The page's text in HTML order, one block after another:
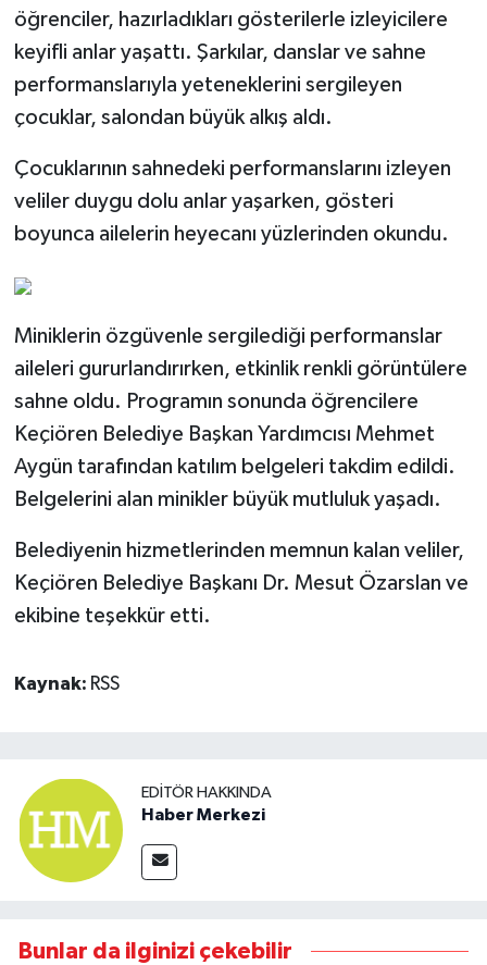
öğrenciler, hazırladıkları gösterilerle izleyicilere
keyifli anlar yaşattı. Şarkılar, danslar ve sahne
performanslarıyla yeteneklerini sergileyen
çocuklar, salondan büyük alkış aldı.
Çocuklarının sahnedeki performanslarını izleyen
veliler duygu dolu anlar yaşarken, gösteri
boyunca ailelerin heyecanı yüzlerinden okundu.
Miniklerin özgüvenle sergilediği performanslar
aileleri gururlandırırken, etkinlik renkli görüntülere
sahne oldu. Programın sonunda öğrencilere
Keçiören Belediye Başkan Yardımcısı Mehmet
Aygün tarafından katılım belgeleri takdim edildi.
Belgelerini alan minikler büyük mutluluk yaşadı.
Belediyenin hizmetlerinden memnun kalan veliler,
Keçiören Belediye Başkanı Dr. Mesut Özarslan ve
ekibine teşekkür etti.
Kaynak: RSS
EDITÖR HAKKINDA
Haber Merkezi
Bunlar da ilginizi çekebilir